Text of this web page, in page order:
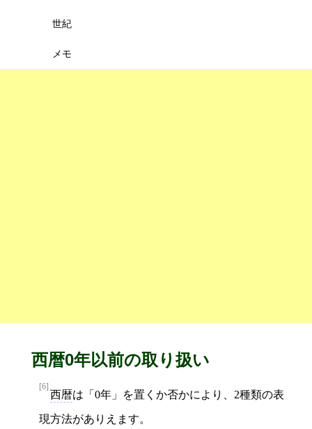
世紀
メモ
西暦0年以前の取り扱い
[6]
西暦は「0年」を置くか否かにより、2種類の表
現方法がありえます。